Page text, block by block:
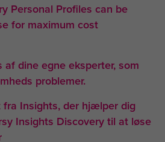
Personal Profiles can be
for maximum cost
dine egne eksperter, som
problemer.
fra Insights, der hjælper dig
Insights Discovery til at løse